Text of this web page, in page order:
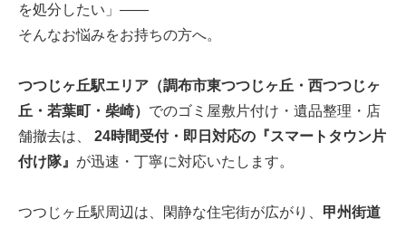
を処分したい」――
そんなお悩みをお持ちの方へ。
つつじヶ丘駅エリア（調布市東つつじヶ丘・西つつじヶ
丘・若葉町・柴崎） でのゴミ屋敷片付け・遺品整理・店
舗撤去は、 24時間受付・即日対応の『スマートタウン片
付け隊』 が迅速・丁寧に対応いたします。
つつじヶ丘駅周辺は、閑静な住宅街が広がり、 甲州街道